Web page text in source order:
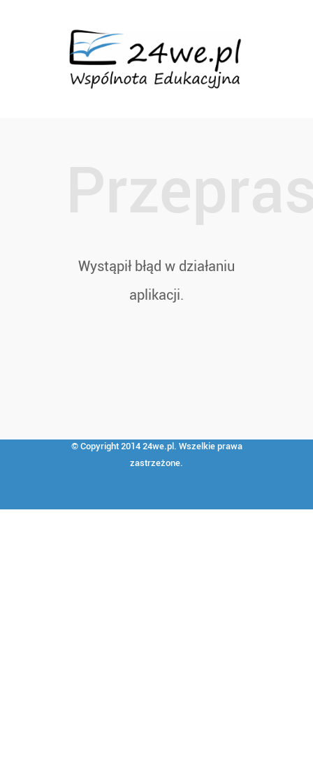
Wystąpił błąd w działaniu
aplikacji.
© Copyright 201424we.pl. Wszelkie prawa
zastrzeżone.